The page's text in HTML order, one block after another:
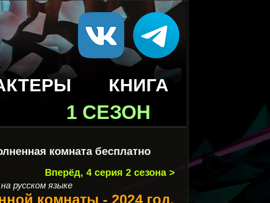
КНИГА
1 СЕЗОН
комната бесплатно
Вперёд, 4 серия 2 сезона >
русском языке
комнаты - 2024 год.